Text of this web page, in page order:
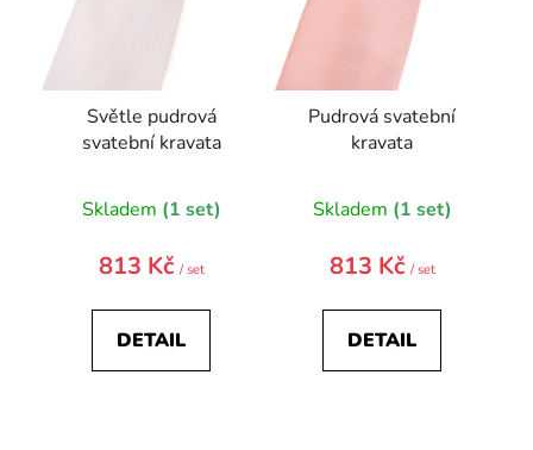
u
k
Světle pudrová
svatební kravata
Skladem (1 set)
813 Kč / set
DETAIL
Pudrová svatební
kravata
hodnocení
produktu
4,0
z
Skladem (1 set)
813 Kč / set
DETAIL